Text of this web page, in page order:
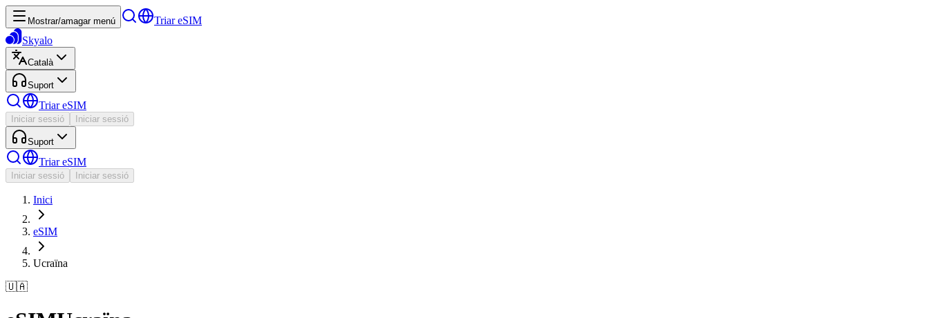
Mostrar/amagar menú
Triar eSIM
Skyalo
Català
Suport
Triar eSIM
Iniciar sessió Iniciar sessió
Suport
Triar eSIM
Iniciar sessió Iniciar sessió
Inici
eSIM
Ucraïna
🇺🇦